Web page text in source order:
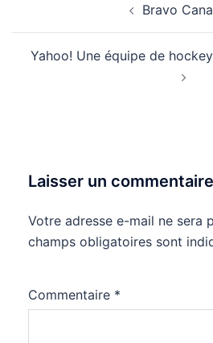
Bravo
Yahoo! Une équipe de
Laisser un commentaire
Votre adresse e-mail ne sera
champs obligatoires sont
Commentaire *